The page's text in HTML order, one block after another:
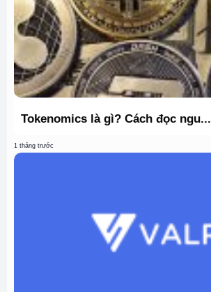
Tokenomics là gì? Cách đọc ngu...
1 tháng trước